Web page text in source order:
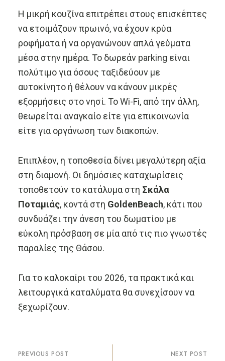
Η μικρή κουζίνα επιτρέπει στους επισκέπτες
να ετοιμάζουν πρωινό, να έχουν κρύα
ροφήματα ή να οργανώνουν απλά γεύματα
μέσα στην ημέρα. Το δωρεάν parking είναι
πολύτιμο για όσους ταξιδεύουν με
αυτοκίνητο ή θέλουν να κάνουν μικρές
εξορμήσεις στο νησί. Το Wi-Fi, από την άλλη,
θεωρείται αναγκαίο είτε για επικοινωνία
είτε για οργάνωση των διακοπών.
Επιπλέον, η τοποθεσία δίνει μεγαλύτερη αξία
στη διαμονή. Οι δημόσιες καταχωρίσεις
τοποθετούν το κατάλυμα στη Σκάλα
Ποταμιάς, κοντά στη GoldenBeach, κάτι που
συνδυάζει την άνεση του δωματίου με
εύκολη πρόσβαση σε μία από τις πιο γνωστές
παραλίες της Θάσου.
Για το καλοκαίρι του 2026, τα πρακτικά και
λειτουργικά καταλύματα θα συνεχίσουν να
ξεχωρίζουν.
PREVIOUS POST NEXT POST